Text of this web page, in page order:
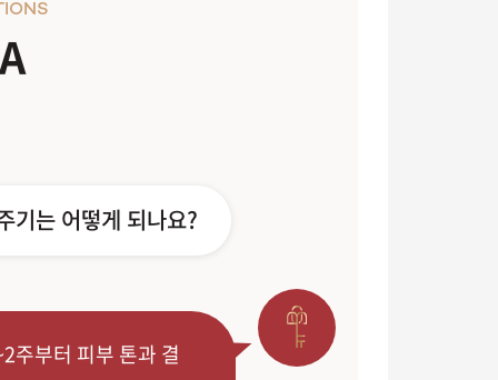
기는 어떻게 되나요?
주부터 피부 톤과 결